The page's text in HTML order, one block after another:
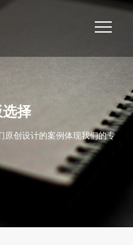
选择
原创设计的案例体现我们的专